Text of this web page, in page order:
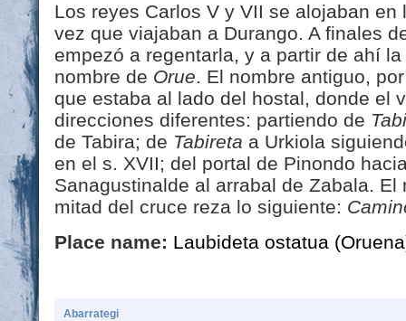
Los reyes Carlos V y VII se alojaban
vez que viajaban a Durango. A finales
empezó a regentarla, y a partir de ahí
nombre de Orue. El nombre antiguo,
que estaba al lado del hostal, donde el
direcciones diferentes: partiendo de
de Tabira; de Tabireta a Urkiola
en el s. XVII; del portal de Pinondo
Sanagustinalde al arrabal de Zabala.
mitad del cruce reza lo siguiente:
Place name: Laubideta ostatua
Abarrategi